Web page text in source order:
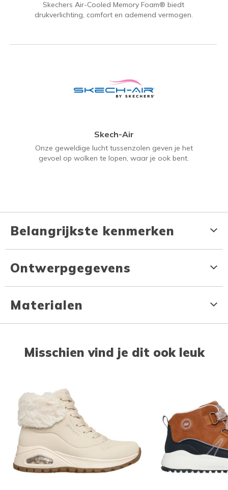
Skechers Air-Cooled Memory Foam® biedt
drukverlichting, comfort en ademend vermogen.
Skech-Air
Onze geweldige lucht tussenzolen geven je het
gevoel op wolken te lopen, waar je ook bent.
Belangrijkste kenmerken
Ontwerpgegevens
Materialen
Misschien vind je dit ook leuk